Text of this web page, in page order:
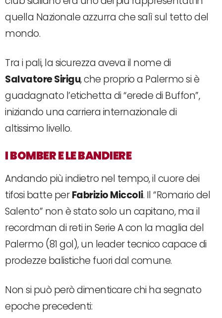
quella Nazionale azzurra che salì sul tetto del
mondo.
Tra i pali, la sicurezza aveva il nome di
Salvatore Sirigu, che proprio a Palermo si è
guadagnato l’etichetta di “erede di Buffon”,
iniziando una carriera internazionale di
altissimo livello.
I BOMBER E LE BANDIERE
Andando più indietro nel tempo, il cuore dei
tifosi batte perFabrizio Miccoli. Il “Romario del
Salento” non è stato solo un capitano, ma il
recordman di reti in Serie A con la maglia del
Palermo (81 gol), un leader tecnico capace di
prodezze balistiche fuori dal comune.
Non si può però dimenticare chi ha segnato
epoche precedenti: